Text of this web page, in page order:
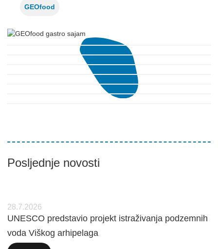
GEOfood
Posljednje novosti
28.7.2026
UNESCO predstavio projekt istraživanja podzemnih
voda Viškog arhipelaga